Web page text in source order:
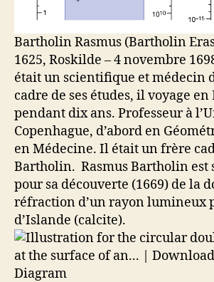
Bartholin Rasmus (Bartholin
1625, Roskilde – 4 novembre
était un scientifique et médecin
cadre de ses études, il voyage en
pendant dix ans. Professeur à
Copenhague, d’abord en
en Médecine. Il était un frère
Bartholin. Rasmus Bartholin est
pour sa découverte (1669) de la
réfraction d’un rayon lumineux
d’Islande (calcite).